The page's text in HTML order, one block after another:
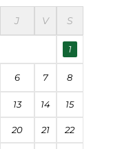
J V S
1
6 7 8
13 14 15
20 21 22